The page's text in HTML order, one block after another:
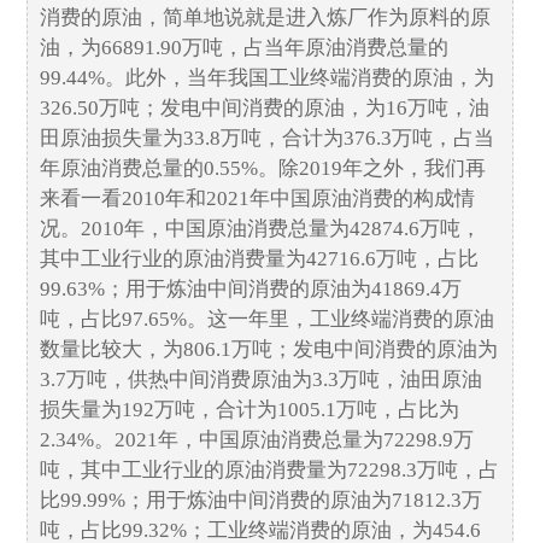
消费的原油，简单地说就是进入炼厂作为原料的原
油，为66891.90万吨，占当年原油消费总量的
99.44%。此外，当年我国工业终端消费的原油，为
326.50万吨；发电中间消费的原油，为16万吨，油
田原油损失量为33.8万吨，合计为376.3万吨，占当
年原油消费总量的0.55%。除2019年之外，我们再
来看一看2010年和2021年中国原油消费的构成情
况。2010年，中国原油消费总量为42874.6万吨，
其中工业行业的原油消费量为42716.6万吨，占比
99.63%；用于炼油中间消费的原油为41869.4万
吨，占比97.65%。这一年里，工业终端消费的原油
数量比较大，为806.1万吨；发电中间消费的原油为
3.7万吨，供热中间消费原油为3.3万吨，油田原油
损失量为192万吨，合计为1005.1万吨，占比为
2.34%。2021年，中国原油消费总量为72298.9万
吨，其中工业行业的原油消费量为72298.3万吨，占
比99.99%；用于炼油中间消费的原油为71812.3万
吨，占比99.32%；工业终端消费的原油，为454.6